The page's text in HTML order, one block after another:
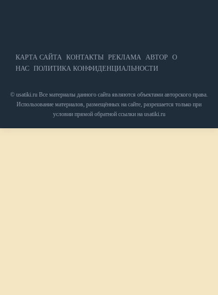
КАРТА САЙТА КОНТАКТЫ РЕКЛАМА АВТОР
О
НАС ПОЛИТИКА КОНФИДЕНЦИАЛЬНОСТИ
© usatiki.ru Все материалы данного сайта являются объектами авторского права.
Использование материалов, размещённых на сайте, разрешается только при
условии прямой обратной ссылки на usatiki.ru